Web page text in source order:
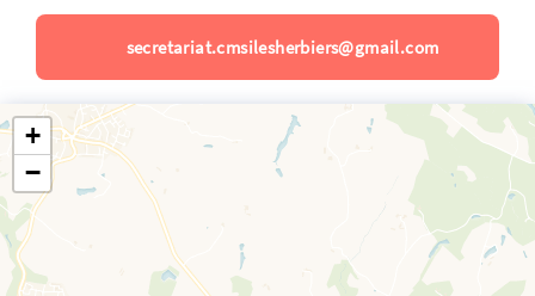
secretariat.cmsilesherbiers@gmail.com
+
−